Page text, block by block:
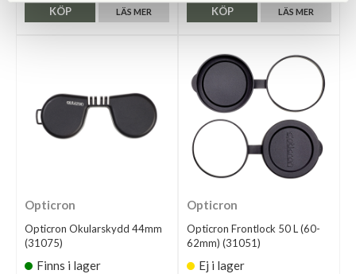
LÄS MER
KÖP LÄS MER
KÖP
Opticron
Opticron Okularskydd 44mm
(31075)
Finns i lager
Opticron
Opticron Frontlock 50 L (60-
62mm) (31051)
Ej i lager